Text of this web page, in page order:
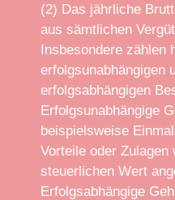
(2) Das jährliche
aus sämtlichen
Insbesondere zählen
erfolgsunabhängigen
erfolgsabhängigen
Erfolgsunabhängige
beispielsweise
Vorteile oder Zulagen
steuerlichen Wert
Erfolgsabhängige